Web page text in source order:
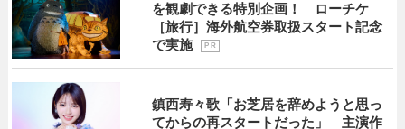
を観劇できる特別企画！ ローチケ
［旅行］海外航空券取扱スタート記念
で実施
P R
鎮西寿々歌「お芝居を辞めようと思っ
てからの再スタートだった」 主演作